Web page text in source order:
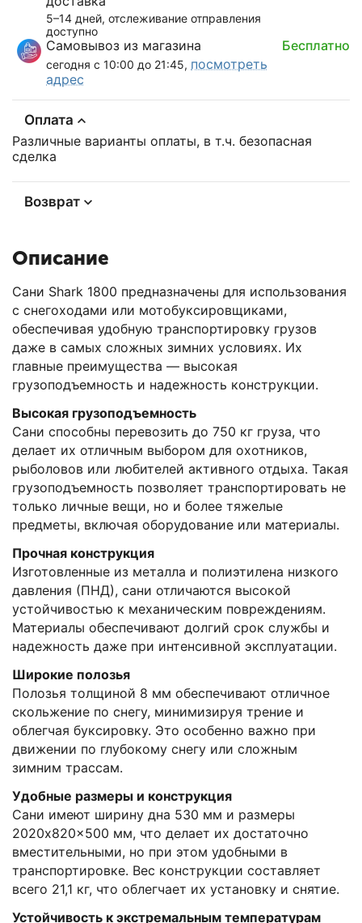
5–14 дней, отслеживание отправления
доступно
Самовывоз из магазина
сегодня с 10:00 до 21:45, посмотреть
адрес
Бесплатно
Оплата
Различные варианты оплаты, в т.ч. безопасная
сделка
Возврат
Описание
Сани Shark 1800 предназначены для использования
с снегоходами или мотобуксировщиками,
обеспечивая удобную транспортировку грузов
даже в самых сложных зимних условиях. Их
главные преимущества — высокая
грузоподъемность и надежность конструкции.
Высокая грузоподъемность
Сани способны перевозить до 750 кг груза, что
делает их отличным выбором для охотников,
рыболовов или любителей активного отдыха. Такая
грузоподъемность позволяет транспортировать не
только личные вещи, но и более тяжелые
предметы, включая оборудование или материалы.
Прочная конструкция
Изготовленные из металла и полиэтилена низкого
давления (ПНД), сани отличаются высокой
устойчивостью к механическим повреждениям.
Материалы обеспечивают долгий срок службы и
надежность даже при интенсивной эксплуатации.
Широкие полозья
Полозья толщиной 8 мм обеспечивают отличное
скольжение по снегу, минимизируя трение и
облегчая буксировку. Это особенно важно при
движении по глубокому снегу или сложным
зимним трассам.
Удобные размеры и конструкция
Сани имеют ширину дна 530 мм и размеры
2020x820x500 мм, что делает их достаточно
вместительными, но при этом удобными в
транспортировке. Вес конструкции составляет
всего 21,1 кг, что облегчает их установку и снятие.
Устойчивость к экстремальным температурам